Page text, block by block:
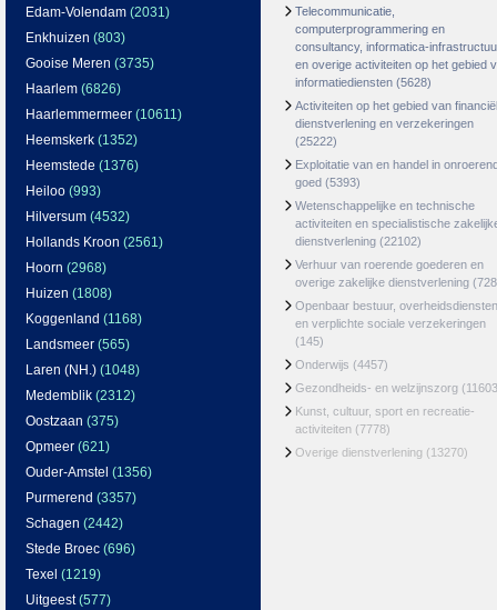
Edam-Volendam (2031)
Enkhuizen (803)
Gooise Meren (3735)
Haarlem (6826)
Haarlemmermeer (10611)
Heemskerk (1352)
Heemstede (1376)
Heiloo (993)
Hilversum (4532)
Hollands Kroon (2561)
Hoorn (2968)
Huizen (1808)
Koggenland (1168)
Landsmeer (565)
Laren (NH.) (1048)
Medemblik (2312)
Oostzaan (375)
Opmeer (621)
Ouder-Amstel (1356)
Purmerend (3357)
Schagen (2442)
Stede Broec (696)
Texel (1219)
Uitgeest(577)
Telecommunicatie,
computerprogrammering en
consultancy, informatica-
en overige activiteiten op het gebied
informatiediensten (5628)
Activiteiten op het gebied van
dienstverlening en verzekeringen
(25222)
Exploitatie van en handel in
goed (5393)
Wetenschappelijke en technische
activiteiten en specialistische
dienstverlening (22102)
Verhuur van roerende goederen en
overige zakelijke dienstverlening
Openbaar bestuur, overheidsdiensten
en verplichte sociale verzekeringen
(145)
Onderwijs (4457)
Gezondheids- en welzijnszorg
Kunst, cultuur, sport en recreatie-
activiteiten (7778)
Overige dienstverlening (13270)